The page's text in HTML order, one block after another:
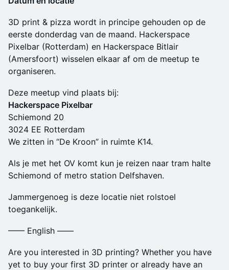
3D print & pizza wordt in principe gehouden op de
eerste donderdag van de maand. Hackerspace
Pixelbar (Rotterdam) en Hackerspace Bitlair
(Amersfoort) wisselen elkaar af om de meetup te
organiseren.
Deze meetup vind plaats bij:
Hackerspace Pixelbar
Schiemond 20
3024 EE Rotterdam
We zitten in “De Kroon” in ruimte K14.
Als je met het OV komt kun je reizen naar tram halte
Schiemond of metro station Delfshaven.
Jammergenoeg is deze locatie niet rolstoel
toegankelijk.
—— English ——
Are you interested in 3D printing? Whether you have
yet to buy your first 3D printer or already have an